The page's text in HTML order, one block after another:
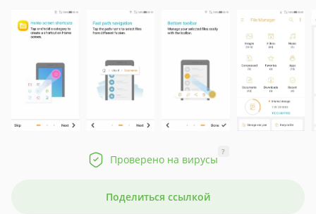
Проверено на вирусы
?
Поделиться ссылкой